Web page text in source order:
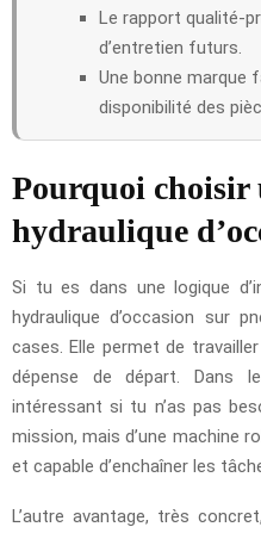
Le rapport qualité-
d’entretien futurs.
Une bonne marque
disponibilité des
Pourquoi choisir
hydraulique
Si tu es dans une logique
hydraulique d’occasion sur
cases. Elle permet de
dépense de départ. Dans
intéressant si tu n’as pas
mission, mais d’une machine
et capable d’enchaîner les
L’autre avantage, très